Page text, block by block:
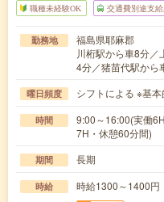
職種未経験OK 交通費別途支給
勤務地
福島県耶麻郡
川桁駅から車8分
4分／猪苗代駅から
曜日頻度 シフトによる ※基
時間
9:00～16:00(実働
7H・休憩60分間)
期間 長期
時給 時給1300～1400円